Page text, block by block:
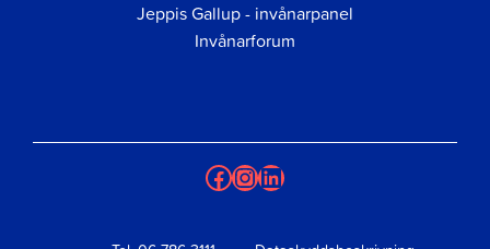
Jeppis Gallup - invånarpanel
Invånarforum
Facebook
Instagram
LinkedIn